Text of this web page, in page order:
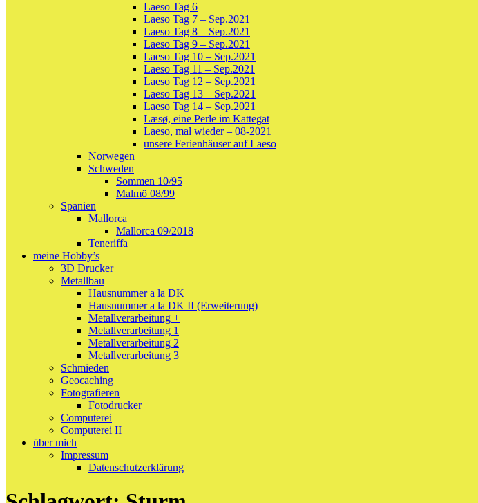
Laeso Tag 6
Laeso Tag 7 – Sep.2021
Laeso Tag 8 – Sep.2021
Laeso Tag 9 – Sep.2021
Laeso Tag 10 – Sep.2021
Laeso Tag 11 – Sep.2021
Laeso Tag 12 – Sep.2021
Laeso Tag 13 – Sep.2021
Laeso Tag 14 – Sep.2021
Læsø, eine Perle im Kattegat
Laeso, mal wieder – 08-2021
unsere Ferienhäuser auf Laeso
Norwegen
Schweden
Sommen 10/95
Malmö 08/99
Spanien
Mallorca
Mallorca 09/2018
Teneriffa
meine Hobby’s
3D Drucker
Metallbau
Hausnummer a la DK
Hausnummer a la DK II (Erweiterung)
Metallverarbeitung +
Metallverarbeitung 1
Metallverarbeitung 2
Metallverarbeitung 3
Schmieden
Geocaching
Fotografieren
Fotodrucker
Computerei
Computerei II
über mich
Impressum
Datenschutzerklärung